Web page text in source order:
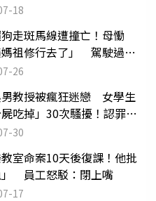
18
走斑馬線遭撞亡！母慟
媽祖修行去了」 駕駛過失
26
男教授被瘋狂迷戀 女學生
吃掉」30次騷擾！認罪免
30
室命案10天後復課！他批
」 員工怒駁：閉上嘴
17